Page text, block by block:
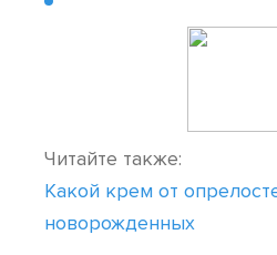
Читайте также:
Какой крем от
новорожденных